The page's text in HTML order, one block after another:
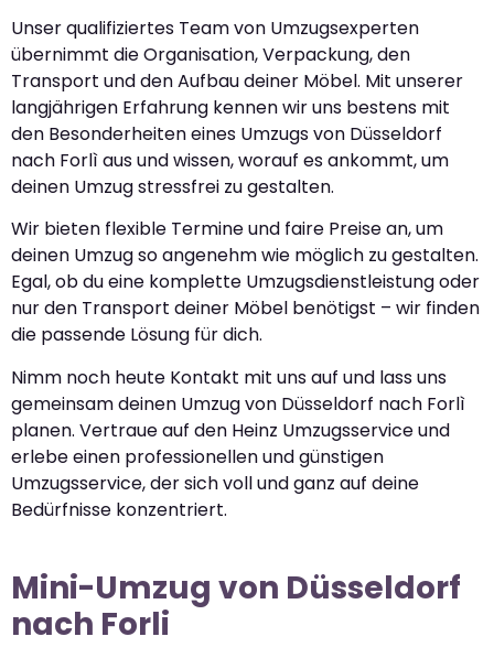
Unser qualifiziertes Team von Umzugsexperten
übernimmt die Organisation, Verpackung, den
Transport und den Aufbau deiner Möbel. Mit unserer
langjährigen Erfahrung kennen wir uns bestens mit
den Besonderheiten eines Umzugs von Düsseldorf
nach Forlì aus und wissen, worauf es ankommt, um
deinen Umzug stressfrei zu gestalten.
Wir bieten flexible Termine und faire Preise an, um
deinen Umzug so angenehm wie möglich zu gestalten.
Egal, ob du eine komplette Umzugsdienstleistung oder
nur den Transport deiner Möbel benötigst – wir finden
die passende Lösung für dich.
Nimm noch heute Kontakt mit uns auf und lass uns
gemeinsam deinen Umzug von Düsseldorf nach Forlì
planen. Vertraue auf den Heinz Umzugsservice und
erlebe einen professionellen und günstigen
Umzugsservice, der sich voll und ganz auf deine
Bedürfnisse konzentriert.
Mini-Umzug von Düsseldorf
nach Forli